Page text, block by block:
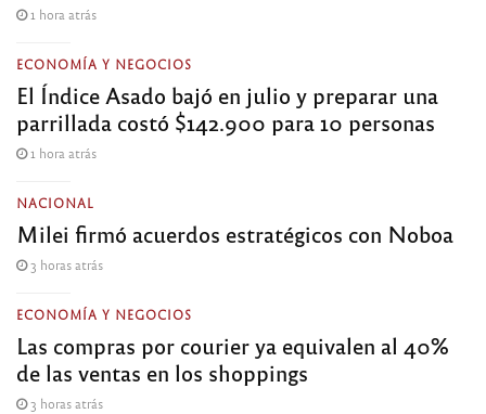
1 hora atrás
ECONOMÍA Y NEGOCIOS
El Índice Asado bajó en julio y preparar una
parrillada costó $142.900 para 10 personas
1 hora atrás
NACIONAL
Milei firmó acuerdos estratégicos con Noboa
3 horas atrás
ECONOMÍA Y NEGOCIOS
Las compras por courier ya equivalen al 40%
de las ventas en los shoppings
3 horas atrás